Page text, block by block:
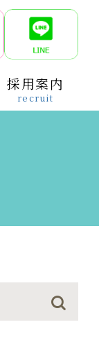
採用案内
recruit